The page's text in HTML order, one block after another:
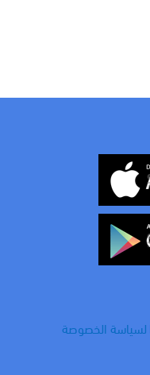
لسياسة الخصوصة